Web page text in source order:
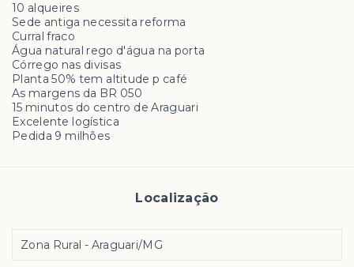
10 alqueires
Sede antiga necessita reforma
Curral fraco
Água natural rego d'água na porta
Córrego nas divisas
Planta 50% tem altitude p café
As margens da BR 050
15 minutos do centro de Araguari
Excelente logística
Pedida 9 milhões
Localização
Zona Rural - Araguari/MG